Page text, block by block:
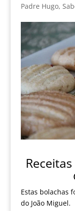
Padre Hugo,
Estas bolachas
do João Miguel.